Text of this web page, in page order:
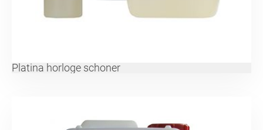
Platina horloge schoner